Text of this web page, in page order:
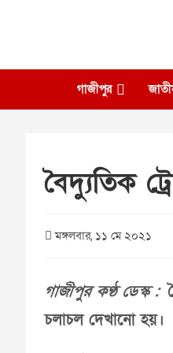
গাজীপুর
বৈদ্যুতিক
মঙ্গলবার, ১১ মে ২০২১
গাজীপুর কণ্ঠ ডেস্ক :
চলাচল দেখানো হয়।